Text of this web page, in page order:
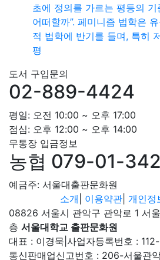
초에 정의를 가르는 평등의
어떠할까”. 페미니즘 법학은
적 법학에 반기를 들며, 특히
평
도서 구입문의
02-889-4424
평일: 오전 10:00 ~ 오후 17:00
점심: 오후 12:00 ~ 오후 14:00
무통장 입금정보
농협 079-01-
예금주: 서울대출판문화원
소개
이용약관 개인정
08826 서울시 관악구 관악로 1 서
층 서울대학교 출판문화원
대표 : 이경묵 사업자등록번호 :
통신판매업신고번호 : 206-서울관